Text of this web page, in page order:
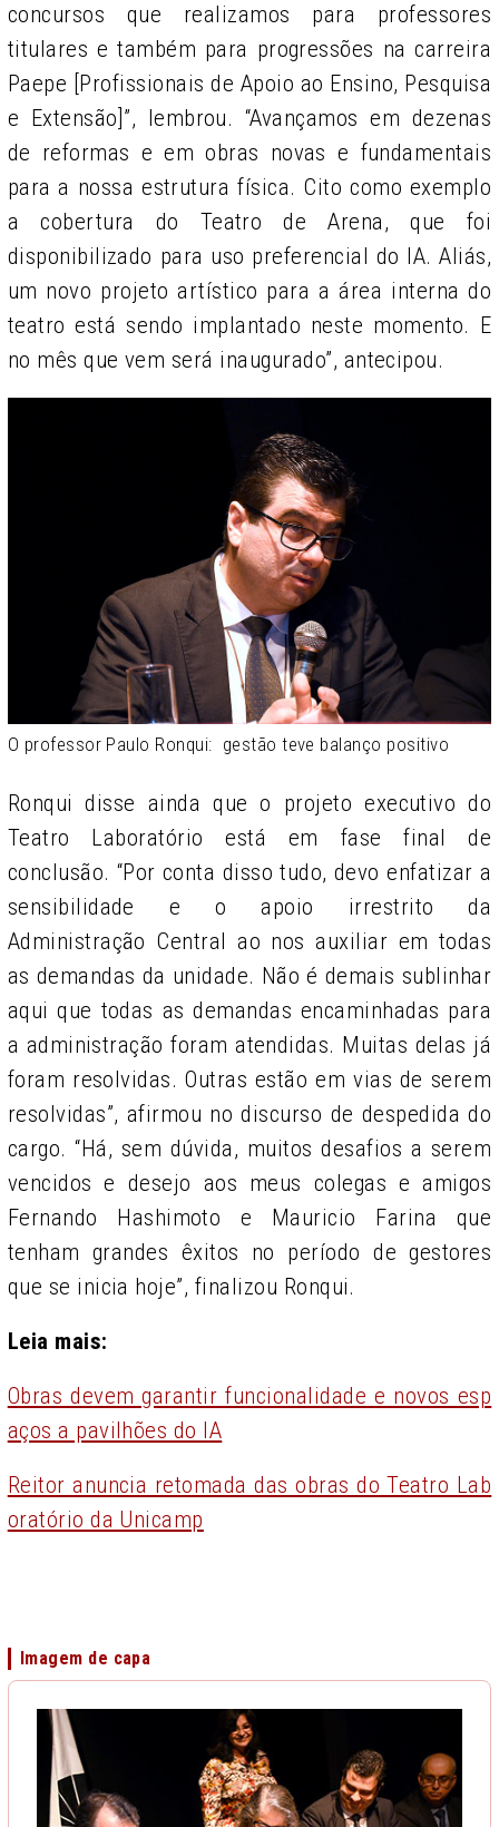
concursos que realizamos para professores
titulares e também para progressões na carreira
Paepe [Profissionais de Apoio ao Ensino, Pesquisa
e Extensão]”, lembrou. “Avançamos em dezenas
de reformas e em obras novas e fundamentais
para a nossa estrutura física. Cito como exemplo
a cobertura do Teatro de Arena, que foi
disponibilizado para uso preferencial do IA. Aliás,
um novo projeto artístico para a área interna do
teatro está sendo implantado neste momento. E
no mês que vem será inaugurado”, antecipou.
O professor Paulo Ronqui: gestão teve balanço positivo
Ronqui disse ainda que o projeto executivo do
Teatro Laboratório está em fase final de
conclusão. “Por conta disso tudo, devo enfatizar a
sensibilidade e o apoio irrestrito da
Administração Central ao nos auxiliar em todas
as demandas da unidade. Não é demais sublinhar
aqui que todas as demandas encaminhadas para
a administração foram atendidas. Muitas delas já
foram resolvidas. Outras estão em vias de serem
resolvidas”, afirmou no discurso de despedida do
cargo. “Há, sem dúvida, muitos desafios a serem
vencidos e desejo aos meus colegas e amigos
Fernando Hashimoto e Mauricio Farina que
tenham grandes êxitos no período de gestores
que se inicia hoje”, finalizou Ronqui.
Leia mais:
Obras devem garantir funcionalidade e novos esp
aços a pavilhões do IA
Reitor anuncia retomada das obras do Teatro Lab
oratório da Unicamp
Imagem de capa